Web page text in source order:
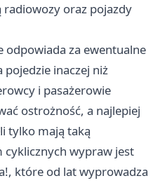
oraz pojazdy
odpowiada za ewentualne
inaczej niż
i pasażerowie
ostrożność, a najlepiej
tylko mają taką
wypraw jest
które od lat wyprowadza